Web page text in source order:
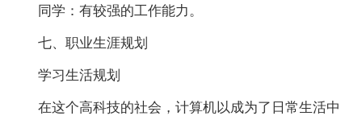
同学：有较强的工作能力。
七、职业生涯规划
学习生活规划
在这个高科技的社会，计算机以成为了日常生活中